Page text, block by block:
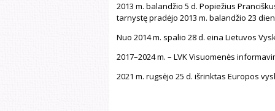
2013 m. balandžio 5 d. Popiežius
tarnystę pradėjo 2013 m. balandžio 23
Nuo 2014 m. spalio 28 d. eina Lietuvos
2017–2024 m. – LVK Visuomenės
2021 m. rugsėjo 25 d. išrinktas Europos